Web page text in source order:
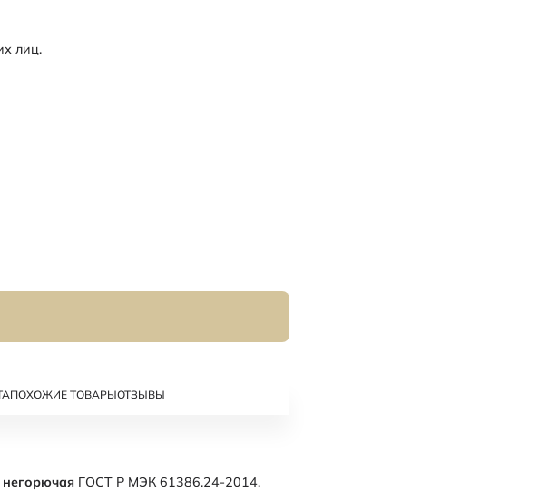
лиц.
ПОХОЖИЕ ТОВАРЫОТЗЫВЫ
ГОСТ Р МЭК 61386.24-2014.